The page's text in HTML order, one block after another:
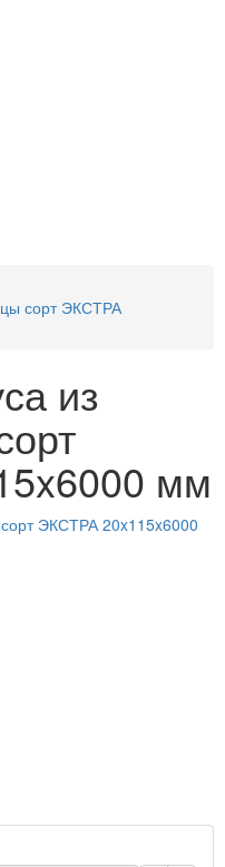
сорт ЭКСТРА
из
мм